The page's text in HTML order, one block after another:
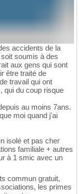
accidents de la
soumis à des
aux gens qui sont
être traité de
travail qui ont
qui du coup risque
au moins 7ans.
moi quand j'ai
isolé et pas cher
familiale + autres
à 1 smic avec un
commun gratuit,
les primes